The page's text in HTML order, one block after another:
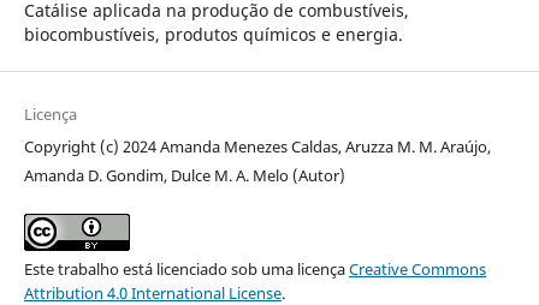
Catálise aplicada na produção de combustíveis,
biocombustíveis, produtos químicos e energia.
Licença
Copyright (c) 2024 Amanda Menezes Caldas, Aruzza M. M. Araújo,
Amanda D. Gondim, Dulce M. A. Melo (Autor)
Este trabalho está licenciado sob uma licençaCreative Commons
Attribution 4.0 International License.